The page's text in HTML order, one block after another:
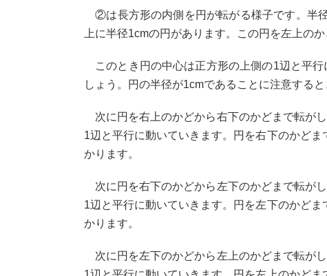
②は長方形の内側を円が転がる様子です。半
上に半径1cmの円があります。この円を左上の
このとき円の中心は正方形の上側の1辺と平行
しょう。円の半径が1cmであることに注意する
次に円を右上のかどから右下のかどまで転が
1辺と平行に動いていきます。円を右下のかど
かります。
次に円を右下のかどから左下のかどまで転が
1辺と平行に動いていきます。円を左下のかど
かります。
次に円を左下のかどから左上のかどまで転が